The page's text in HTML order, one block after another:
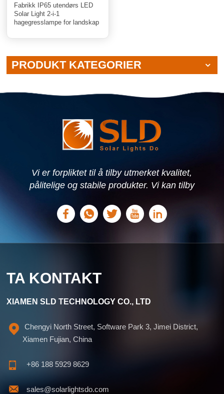
Fabrikk IP65 utendørs LED
Solar Light 2-i-1
hagegresslampe for landskap
PRODUKT KATEGORIER
Vi er forpliktet til å tilby utmerket kvalitet,
pålitelige og stabile produkter. Vi kan tilby
TA KONTAKT
XIAMEN SLD TECHNOLOGY CO., LTD
Chengyi North Street, Software Park 3, Jimei District,
Xiamen Fujian, China
+86 188 5929 8629
sales@solarlightsdo.com